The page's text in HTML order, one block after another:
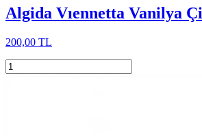
Algida Vıennetta Vanilya
200,00 TL